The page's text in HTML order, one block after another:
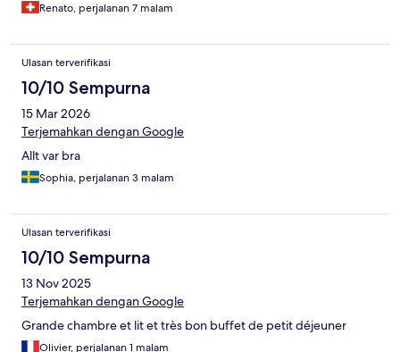
Renato, perjalanan 7 malam
Ulasan terverifikasi
10/10 Sempurna
15 Mar 2026
Terjemahkan dengan Google
Allt var bra
Sophia, perjalanan 3 malam
Ulasan terverifikasi
10/10 Sempurna
13 Nov 2025
Terjemahkan dengan Google
Grande chambre et lit et très bon buffet de petit déjeuner
Olivier, perjalanan 1 malam